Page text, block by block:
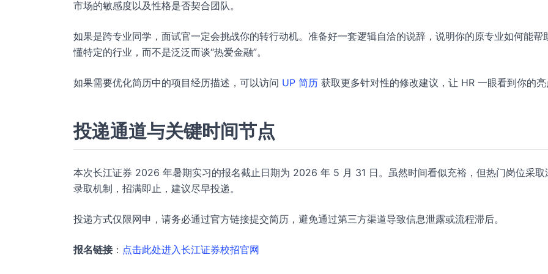
市场的敏感度以及性格是否契合团队。
如果是跨专业同学，面试官一定会挑战你的转行动机。准备好一套逻辑自洽的说辞，说明你的原专业如何能帮
懂特定的行业，而不是泛泛而谈“热爱金融”。
如果需要优化简历中的项目经历描述，可以访问 UP 简历 获取更多针对性的修改建议，让 HR 一眼看到你的亮
投递通道与关键时间节点
本次长江证券 2026 年暑期实习的报名截止日期为 2026 年 5 月 31 日。虽然时间看似充裕，但热门岗位采取
录取机制，招满即止，建议尽早投递。
投递方式仅限网申，请务必通过官方链接提交简历，避免通过第三方渠道导致信息泄露或流程滞后。
报名链接： 点击此处进入长江证券校招官网